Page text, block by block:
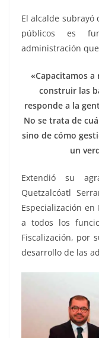
El alcalde subrayó
públicos es
administración
«Capacitamos
construir las
responde a la
No se trata de
sino de cómo
un
Extendió su
Quetzalcóatl
Especialización
a todos los
Fiscalización, por
desarrollo de las